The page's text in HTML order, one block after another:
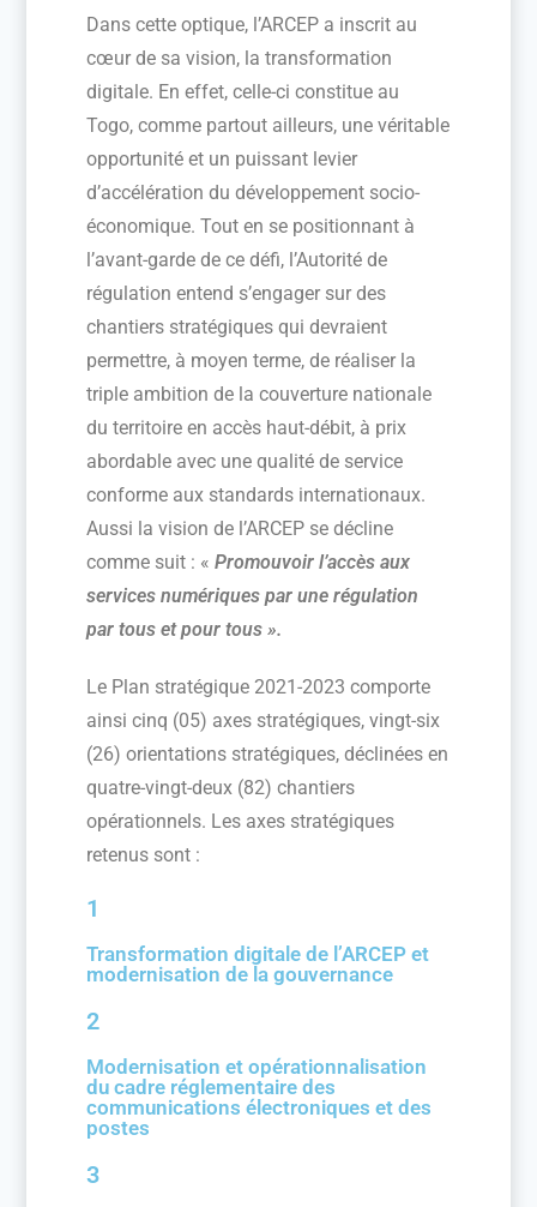
Dans cette optique, l’ARCEP a inscrit au
cœur de sa vision, la transformation
digitale. En effet, celle-ci constitue au
Togo, comme partout ailleurs, une véritable
opportunité et un puissant levier
d’accélération du développement socio-
économique. Tout en se positionnant à
l’avant-garde de ce défi, l’Autorité de
régulation entend s’engager sur des
chantiers stratégiques qui devraient
permettre, à moyen terme, de réaliser la
triple ambition de la couverture nationale
du territoire en accès haut-débit, à prix
abordable avec une qualité de service
conforme aux standards internationaux.
Aussi la vision de l’ARCEP se décline
comme suit : « Promouvoir l’accès aux
services numériques par une régulation
par tous et pour tous ».
Le Plan stratégique 2021-2023 comporte
ainsi cinq (05) axes stratégiques, vingt-six
(26) orientations stratégiques, déclinées en
quatre-vingt-deux (82) chantiers
opérationnels. Les axes stratégiques
retenus sont :
1
Transformation digitale de l’ARCEP et
modernisation de la gouvernance
2
Modernisation et opérationnalisation
du cadre réglementaire des
communications électroniques et des
postes
3